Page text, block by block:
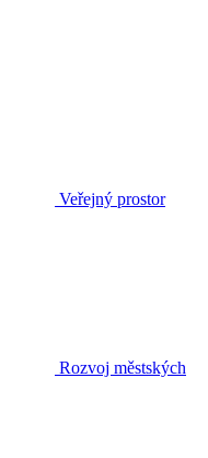
Veřejný prostor
Rozvoj městských